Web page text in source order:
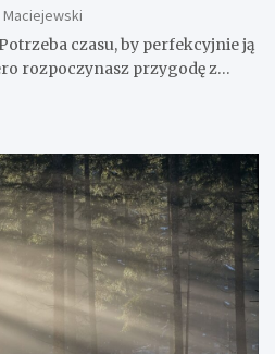
czasu, by perfekcyjnie ją
rozpoczynasz przygodę z…